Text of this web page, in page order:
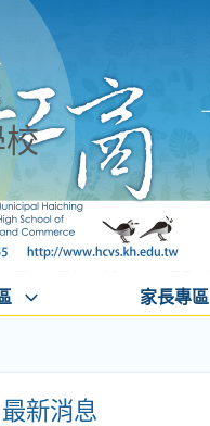
家長專區
最新消息